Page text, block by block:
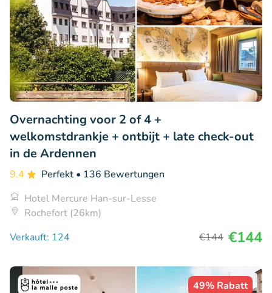
Overnachting voor 2 of 4 +
welkomstdrankje + ontbijt + late check-out
in de Ardennen
9.4 Perfekt • 136 Bewertungen
Hotel Mercure Han-sur-Lesse
Rochefort (26km)
Verkauft: 124
€144 €144
49% Rabatt